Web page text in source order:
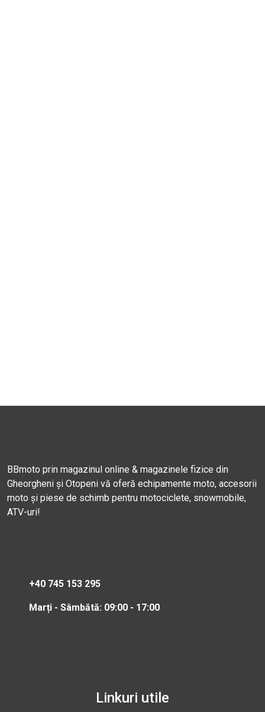
BBmoto prin magazinul online & magazinele fizice din
Gheorgheni și Otopeni vă oferă echipamente moto, accesorii
moto și piese de schimb pentru motociclete, snowmobile,
ATV-uri!
+40 745 153 295
Marți - Sâmbătă: 09:00 - 17:00
Linkuri utile